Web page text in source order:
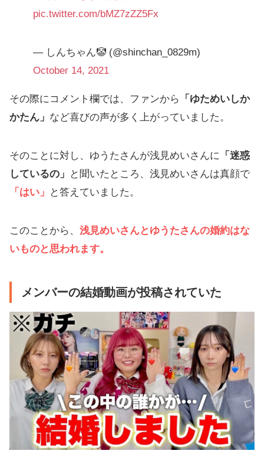
pic.twitter.com/bMZ7zZZ5Fx
— しんちゃん🤡 (@shinchan_0829m)
October 14, 2021
その際にコメント欄では、ファンから
「ゆためいしか
かたん」 など喜びの声が多く上がっていました。
そのことに対し、ゆうたさんが浅見めいさんに 「迷惑
しているの」
と聞いたところ、浅見めいさんは真顔で
「はい」
と答えていました。
このことから、 浅見めいさんとゆうたさんの婚約はな
いものと思われます。
メンバーの結婚動画が投稿されていた